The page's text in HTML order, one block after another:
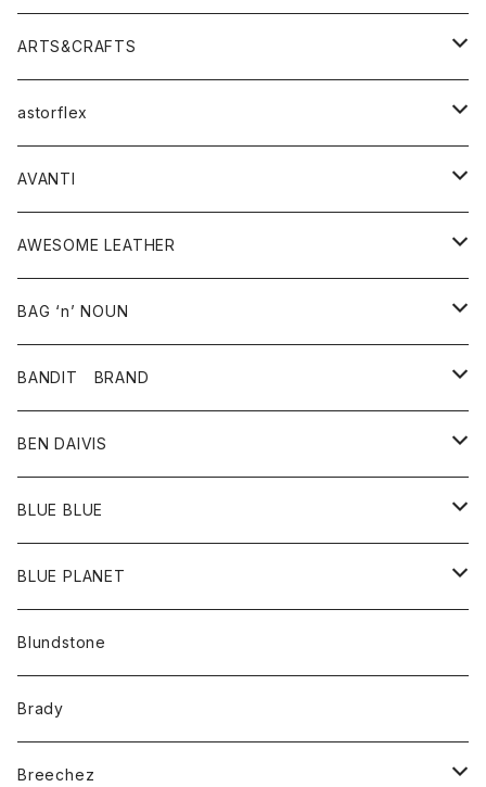
シャツ・ブラウス
パンツ
スカート
ワンピース・オールインワン
バッグ
シューズ
アクセサリー
その他雑貨
アウター
コート
ジャケット
トップス
ベスト
シャツ
ワンピース
ボトム
スカート
パンツ
グッズ
靴
ARTS&CRAFTS
アクセサリー
ウォレット
バッグ
astorflex
グッズ
靴
AVANTI
シャツ
AWESOME LEATHER
アウター
革ジャケット
BAG ‘n’ NOUN
アクセサリー
バッグ
ポーチ
BANDIT BRAND
トップス
Ｔシャツ
BEN DAIVIS
ポトム
パンツ
BLUE BLUE
アウター
カーディガン
コート
アクセサリー
バッグ
ベルト
キッズ
Tシャツ
グッズ
BLUE PLANET
サングラス
Blundstone
Brady
Breechez